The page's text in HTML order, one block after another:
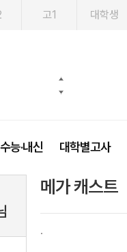
고1 대학생
수능·내신 대학별고사
메가 캐스트